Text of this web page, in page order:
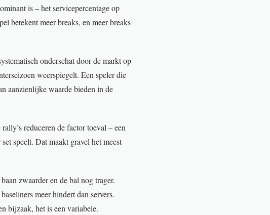
is – het servicepercentage op
betekent meer breaks, en meer breaks
onderschat door de markt op
weerspiegelt. Een speler die
aanzienlijke waarde bieden in de
reduceren de factor toeval – een
speelt. Dat maakt gravel het meest
zwaarder en de bal nog trager.
meer hindert dan servers.
bijzaak, het is een variabele.